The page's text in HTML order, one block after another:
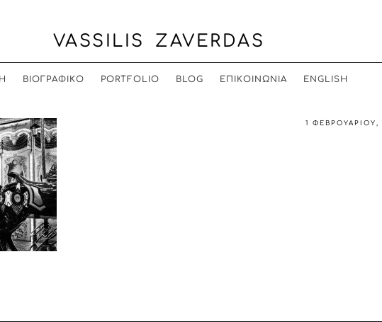
VASSILIS ZAVERDAS
ΒΙΟΓΡΑΦΙΚΟ PORTFOLIO BLOG ΕΠΙΚΟΙΝΩΝΙΑ ENGLISH
1 ΦΕΒΡΟΥΑΡΊΟΥ,